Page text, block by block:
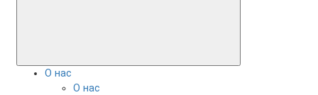
О нас
О нас